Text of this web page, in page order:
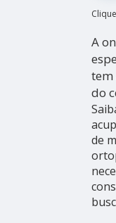
A
tem
do
de